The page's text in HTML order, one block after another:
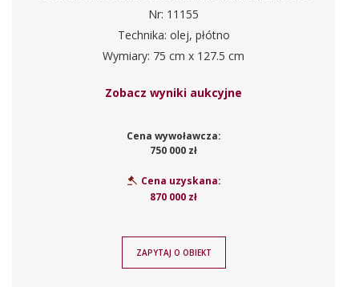
Nr: 11155
Technika: olej, płótno
Wymiary: 75 cm x 127.5 cm
Zobacz wyniki aukcyjne
Cena wywoławcza:
750 000 zł
Cena uzyskana:
870 000 zł
ZAPYTAJ O OBIEKT